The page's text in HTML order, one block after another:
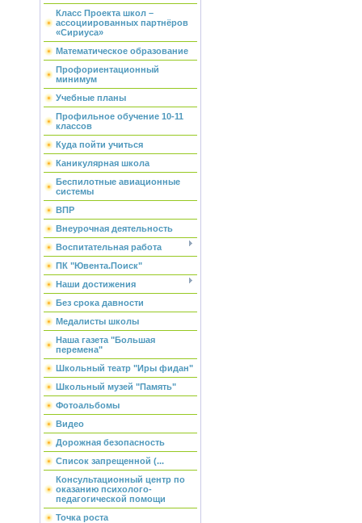
Класс Проекта школ –
ассоциированных партнёров
«Сириуса»
Математическое образование
Профориентационный
минимум
Учебные планы
Профильное обучение 10-11
классов
Куда пойти учиться
Каникулярная школа
Беспилотные авиационные
системы
ВПР
Внеурочная деятельность
Воспитательная работа
ПК "Ювента.Поиск"
Наши достижения
Без срока давности
Медалисты школы
Наша газета "Большая
перемена"
Школьный театр "Иры фидан"
Школьный музей "Память"
Фотоальбомы
Видео
Дорожная безопасность
Список запрещенной (...
Консультационный центр по
оказанию психолого-
педагогической помощи
Точка роста